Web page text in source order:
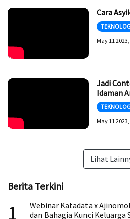
Cara
May 11
Jadi
Idaman
May 11
Lihat
Berita Terkini
1
Webinar Katadata x
dan Bahagia Kunci Keluarga